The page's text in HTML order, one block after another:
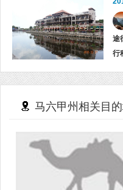
途
行
马六甲州相关目